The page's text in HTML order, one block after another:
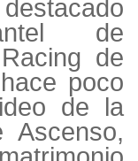
de
de
poco
de la
Ascenso,